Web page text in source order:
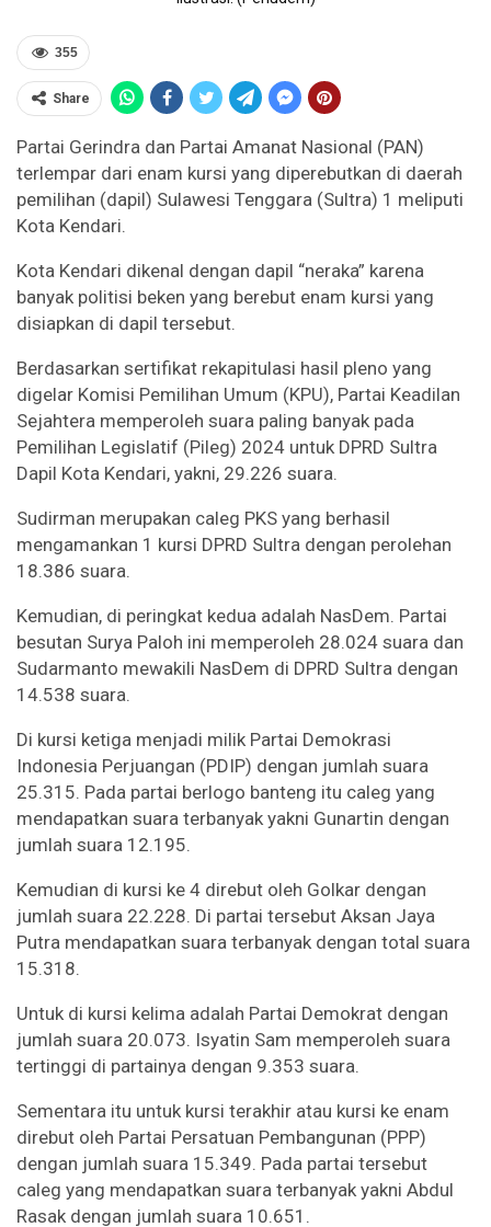
355
Share
Partai Gerindra dan Partai Amanat Nasional (PAN)
terlempar dari enam kursi yang diperebutkan di daerah
pemilihan (dapil) Sulawesi Tenggara (Sultra) 1 meliputi
Kota Kendari.
Kota Kendari dikenal dengan dapil “neraka” karena
banyak politisi beken yang berebut enam kursi yang
disiapkan di dapil tersebut.
Berdasarkan sertifikat rekapitulasi hasil pleno yang
digelar Komisi Pemilihan Umum (KPU), Partai Keadilan
Sejahtera memperoleh suara paling banyak pada
Pemilihan Legislatif (Pileg) 2024 untuk DPRD Sultra
Dapil Kota Kendari, yakni, 29.226 suara.
Sudirman merupakan caleg PKS yang berhasil
mengamankan 1 kursi DPRD Sultra dengan perolehan
18.386 suara.
Kemudian, di peringkat kedua adalah NasDem. Partai
besutan Surya Paloh ini memperoleh 28.024 suara dan
Sudarmanto mewakili NasDem di DPRD Sultra dengan
14.538 suara.
Di kursi ketiga menjadi milik Partai Demokrasi
Indonesia Perjuangan (PDIP) dengan jumlah suara
25.315. Pada partai berlogo banteng itu caleg yang
mendapatkan suara terbanyak yakni Gunartin dengan
jumlah suara 12.195.
Kemudian di kursi ke 4 direbut oleh Golkar dengan
jumlah suara 22.228. Di partai tersebut Aksan Jaya
Putra mendapatkan suara terbanyak dengan total suara
15.318.
Untuk di kursi kelima adalah Partai Demokrat dengan
jumlah suara 20.073. Isyatin Sam memperoleh suara
tertinggi di partainya dengan 9.353 suara.
Sementara itu untuk kursi terakhir atau kursi ke enam
direbut oleh Partai Persatuan Pembangunan (PPP)
dengan jumlah suara 15.349. Pada partai tersebut
caleg yang mendapatkan suara terbanyak yakni Abdul
Rasak dengan jumlah suara 10.651.